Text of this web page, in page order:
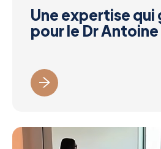
Une expertise qui
pour le Dr